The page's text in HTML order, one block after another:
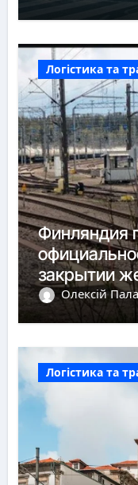
Логістика та
Финляндия
закрытии
пунктов
Олексій
Логістика та